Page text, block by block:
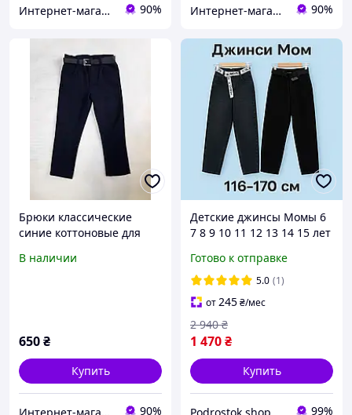
Интернет-магазин "Лимпопо"- для детей и подростков 90% Интернет-магазин "Лимпопо"- для детей и подростков 90%
Брюки классические
синие коттоновые для
128 см
В наличии
650₴
Купить
Интернет-магазин "Лимпопо"- для детей и подростков 90%
Детские джинсы Момы 6
7 8 9 10 11 12 13 14 15 лет
подростков, красивые
молодежные брюки
джинс резинка
Готово к отправке
5.0 (1)
от245₴/мес
1 470₴
2 940 ₴
Купить
Podrostok shop 99%